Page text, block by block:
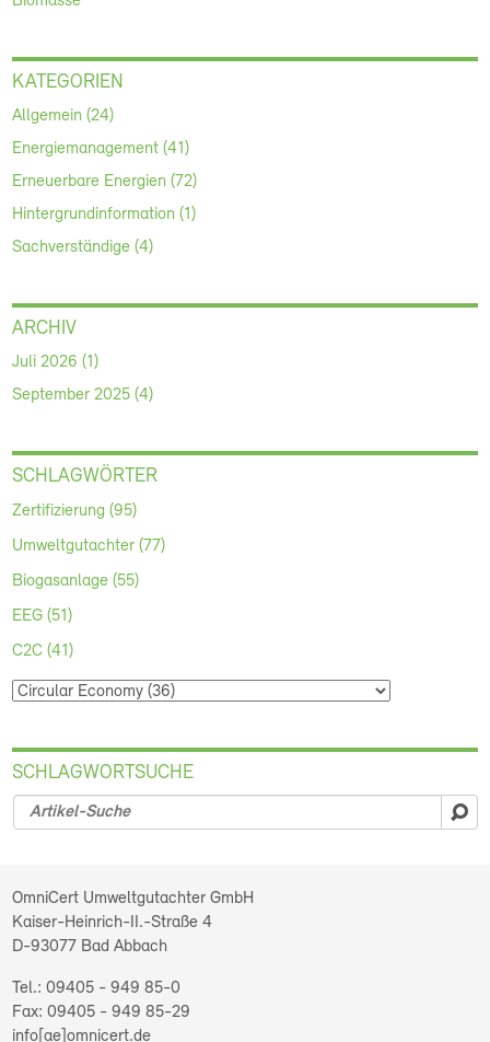
KATEGORIEN
Allgemein (24)
Energiemanagement (41)
Erneuerbare Energien (72)
Hintergrundinformation (1)
Sachverständige (4)
ARCHIV
Juli 2026 (1)
September 2025 (4)
SCHLAGWÖRTER
Zertifizierung (95)
Umweltgutachter (77)
Biogasanlage (55)
EEG (51)
C2C (41)
SCHLAGWORTSUCHE
OmniCert Umweltgutachter GmbH
Kaiser-Heinrich-II.-Straße 4
D-93077 Bad Abbach
09405 - 949 85-0
09405 - 949 85-29
info[ae]omnicert.de